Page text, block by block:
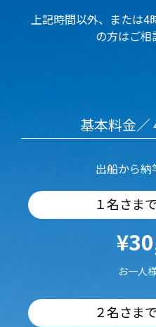
上記時間以外、または
の方はご相
基本料金／
出船から納
１名さま
お一人
２名さま